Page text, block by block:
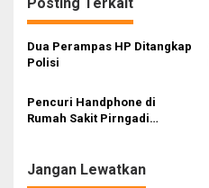
a
s
i
o
Dua Perampas HP Ditangkap
Polisi
Pencuri Handphone di
Rumah Sakit Pirngadi
Jangan Lewatkan